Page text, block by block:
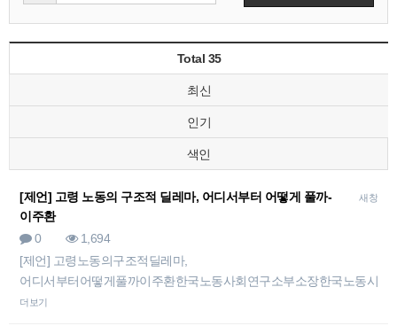
Total 35
최신
인기
색인
새창
[제언] 고령 노동의 구조적 딜레마, 어디서부터 어떻게 풀까-
이주환
0
1,694
[제언] 고령노동의구조적딜레마,
어디서부터어떻게풀까이주환한국노동사회연구소부소장한국노동시
더보기